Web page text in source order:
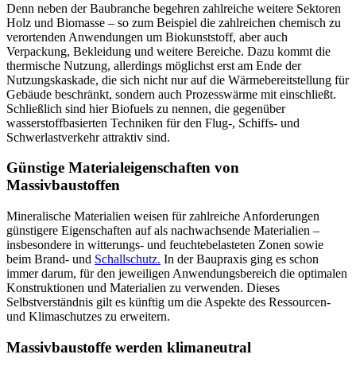
Denn neben der Baubranche begehren zahlreiche weitere Sektoren
Holz und Biomasse – so zum Beispiel die zahlreichen chemisch zu
verortenden Anwendungen um Biokunststoff, aber auch
Verpackung, Bekleidung und weitere Bereiche. Dazu kommt die
thermische Nutzung, allerdings möglichst erst am Ende der
Nutzungskaskade, die sich nicht nur auf die Wärmebereitstellung für
Gebäude beschränkt, sondern auch Prozesswärme mit einschließt.
Schließlich sind hier Biofuels zu nennen, die gegenüber
wasserstoffbasierten Techniken für den Flug-, Schiffs- und
Schwerlastverkehr attraktiv sind.
Günstige Materialeigenschaften von
Massivbaustoffen
Mineralische Materialien weisen für zahlreiche Anforderungen
günstigere Eigenschaften auf als nachwachsende Materialien –
insbesondere in witterungs- und feuchtebelasteten Zonen sowie
beim Brand- und Schallschutz. In der Baupraxis ging es schon
immer darum, für den jeweiligen Anwendungsbereich die optimalen
Konstruktionen und Materialien zu verwenden. Dieses
Selbstverständnis gilt es künftig um die Aspekte des Ressourcen-
und Klimaschutzes zu erweitern.
Massivbaustoffe werden klimaneutral